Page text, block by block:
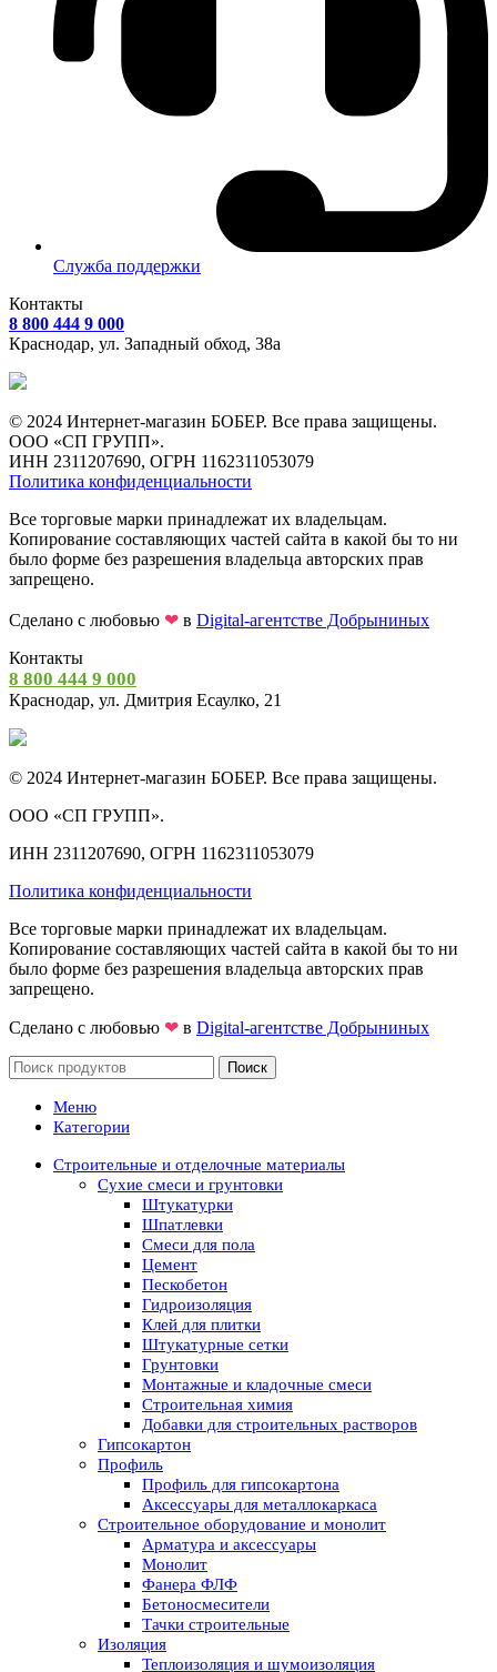
Служба поддержки
Контакты
8 800 444 9 000
Краснодар, ул. Западный обход, 38а
© 2024 Интернет-магазин БОБЕР. Все права защищены.
ООО «СП ГРУПП».
ИНН 2311207690, ОГРН 1162311053079
Политика конфиденциальности
Все торговые марки принадлежат их владельцам.
Копирование составляющих частей сайта в какой бы то ни
было форме без разрешения владельца авторских прав
запрещено.
Сделано с любовью ❤ в Digital-агентстве Добрыниных
Контакты
8 800 444 9 000
Краснодар, ул. Дмитрия Есаулко, 21
© 2024 Интернет-магазин БОБЕР. Все права защищены.
ООО «СП ГРУПП».
ИНН 2311207690, ОГРН 1162311053079
Политика конфиденциальности
Все торговые марки принадлежат их владельцам.
Копирование составляющих частей сайта в какой бы то ни
было форме без разрешения владельца авторских прав
запрещено.
Сделано с любовью ❤ в Digital-агентстве Добрыниных
Поиск
Меню
Категории
Строительные и отделочные материалы
Сухие смеси и грунтовки
Штукатурки
Шпатлевки
Смеси для пола
Цемент
Пескобетон
Гидроизоляция
Клей для плитки
Штукатурные сетки
Грунтовки
Монтажные и кладочные смеси
Строительная химия
Добавки для строительных растворов
Гипсокартон
Профиль
Профиль для гипсокартона
Аксессуары для металлокаркаса
Строительное оборудование и монолит
Арматура и аксессуары
Монолит
Фанера ФЛФ
Бетоносмесители
Тачки строительные
Изоляция
Теплоизоляция и шумоизоляция